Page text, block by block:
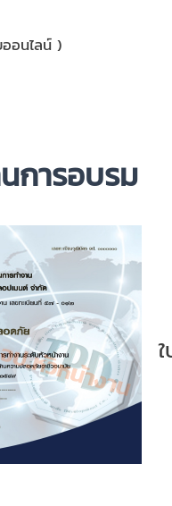
อนไลน์ )
การอบรม